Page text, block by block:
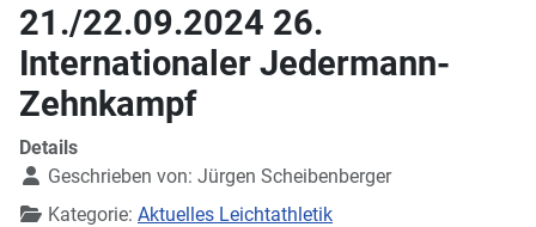
21./22.09.2024 26.
Internationaler Jedermann-
Zehnkampf
Details
Geschrieben von: Jürgen Scheibenberger
Kategorie: Aktuelles Leichtathletik